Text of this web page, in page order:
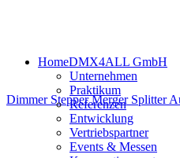
HomeDMX4ALL GmbH
Unternehmen
Praktikum
Referenzen
Entwicklung
Vertriebspartner
Events & Messen